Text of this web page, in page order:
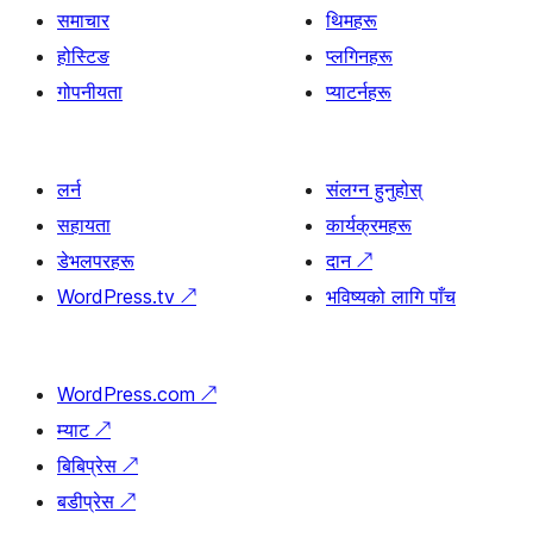
समाचार
होस्टिङ
गोपनीयता
थिमहरू
प्लगिनहरू
प्याटर्नहरू
लर्न
सहायता
डेभलपरहरू
WordPress.tv ↗
संलग्न हुनुहोस्
कार्यक्रमहरू
दान ↗
भविष्यको लागि पाँच
WordPress.com ↗
म्याट ↗
बिबिप्रेस ↗
बडीप्रेस ↗